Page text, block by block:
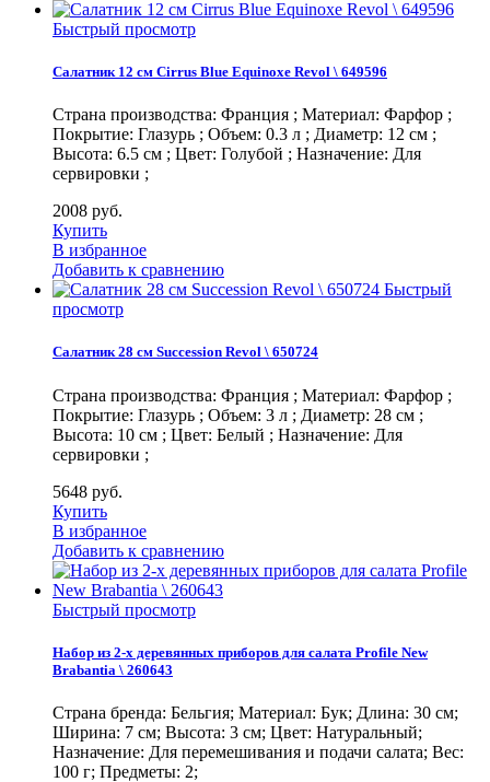
Быстрый просмотр
Салатник 12 см Cirrus Blue Equinoxe Revol \ 649596
Страна производства: Франция ; Материал: Фарфор ;
Покрытие: Глазурь ; Объем: 0.3 л ; Диаметр: 12 см ;
Высота: 6.5 см ; Цвет: Голубой ; Назначение: Для
сервировки ;
2008 руб.
Купить
В избранное
Добавить к сравнению
Быстрый
просмотр
Салатник 28 см Succession Revol \ 650724
Страна производства: Франция ; Материал: Фарфор ;
Покрытие: Глазурь ; Объем: 3 л ; Диаметр: 28 см ;
Высота: 10 см ; Цвет: Белый ; Назначение: Для
сервировки ;
5648 руб.
Купить
В избранное
Добавить к сравнению
Быстрый просмотр
Набор из 2-х деревянных приборов для салата Profile New
Brabantia \ 260643
Страна бренда: Бельгия; Материал: Бук; Длина: 30 см;
Ширина: 7 см; Высота: 3 см; Цвет: Натуральный;
Назначение: Для перемешивания и подачи салата; Вес:
100 г; Предметы: 2;